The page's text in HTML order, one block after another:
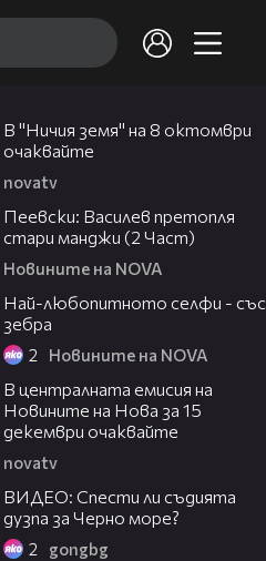
В "Ничия земя" на 8 октомври
очаквайте
novatv
Пеевски: Василев претопля
стари манджи (2 Част)
Новините на NOVA
Най-любопитното селфи - със
зебра
2 Новините на NOVA
В централната емисия на
Новините на Нова за 15
декември очаквайте
novatv
ВИДЕО: Спести ли съдията
дузпа за Черно море?
2 gongbg